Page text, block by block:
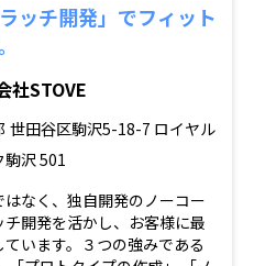
ッチ開発」でフィット
社STOVE
世田谷区駒沢5-18-7 ロイヤル
駒沢 501
なく、独自開発のノーコー
開発を活かし、お客様に最
います。３つの強みである